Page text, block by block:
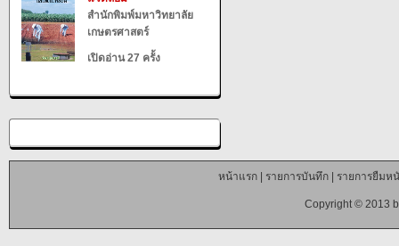
สำนักพิมพ์มหาวิทยาลัย
เกษตรศาสตร์
เปิดอ่าน 27 ครั้ง
หน้าแรก| รายการบันทึก| รายการยืมห
Copyright © 2013